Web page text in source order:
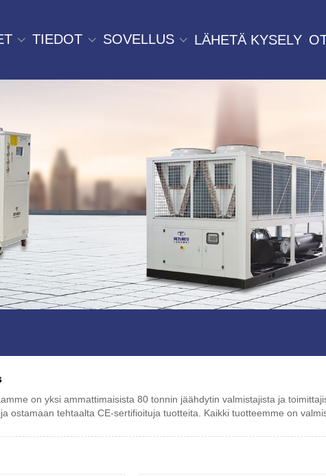
TIEDOT SOVELLUS LÄHETÄ KYSELY
on yksi ammattimaisista 80 tonnin jäähdytin valmistajista ja
ostamaan tehtaalta CE-sertifioituja tuotteita. Kaikki tuotteemme on